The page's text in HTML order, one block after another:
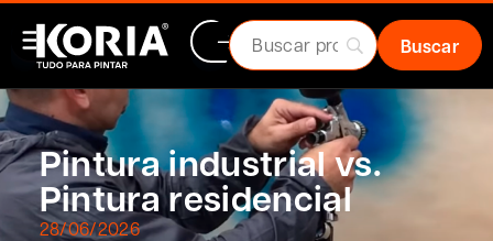
Pintura industrial vs.
Pintura residencial
28/06/2026